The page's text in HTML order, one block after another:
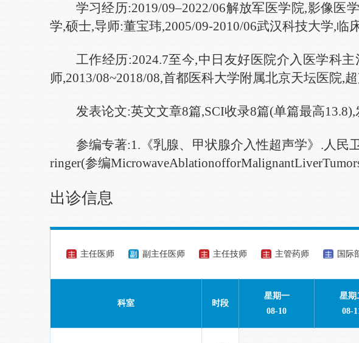
学习经历:2019/09–2022/06解放军医学院,影像医
学,硕士,导师:董宝玮,2005/09-2010/06武汉科技大学,临
工作经历:2024.7至今,中日友好医院介入医学科主
师,2013/08~2018/08,首都医科大学附属北京天坛医院,
发表论文:英文文章8篇,SCI收录8篇(单篇最高13.8),
参编专著:1.《乳腺、甲状腺介入性超声学》 .人民
ringer(参编MicrowaveAblationof
出诊信息
主任医师 副主任医师 主任技师 主管药师 国际
科室 时段
星期一
08-10
星期
08-